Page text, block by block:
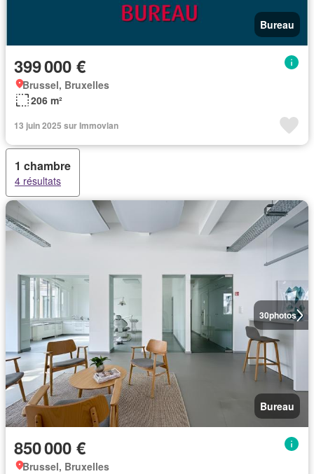
Bureau
399 000 €
Brussel, Bruxelles
206 m²
13 juin 2025 sur Immovlan
1 chambre
4 résultats
30photos
Bureau
850 000 €
Brussel, Bruxelles